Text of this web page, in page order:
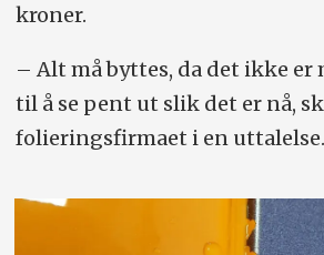
kroner.
– Alt må byttes, da det ikke er
til å se pent ut slik det er nå,
folieringsfirmaet i en uttalelse.